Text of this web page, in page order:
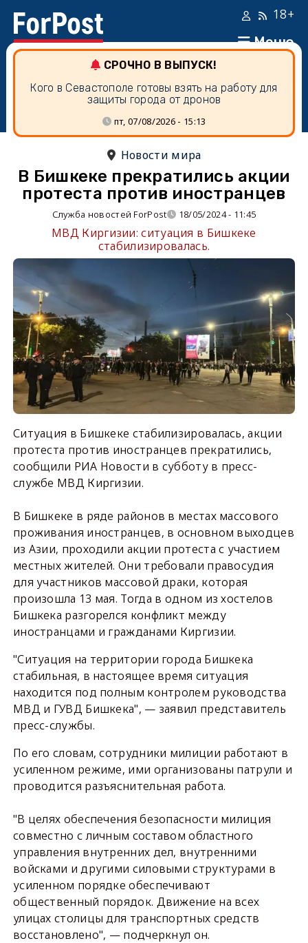
Меню
18+
СРОЧНО В ВЫПУСК!
Кого в Севастополе готовы взять на работу для
защиты города от дронов
пт, 07/08/2026 - 15:13
Новости мира
В Бишкеке прекратились акции
протеста против иностранцев
Служба новостей ForPost 18/05/2024 - 11:45
МВД Киргизии: ситуация в Бишкеке
стабилизировалась.
Ситуация в Бишкеке стабилизировалась, акции
протеста против иностранцев прекратились,
сообщили РИА Новости в субботу в пресс-
службе МВД Киргизии.
В Бишкеке в ряде районов в местах массового
проживания иностранцев, в основном выходцев
из Азии, проходили акции протеста с участием
местных жителей. Они требовали правосудия
для участников массовой драки, которая
произошла 13 мая. Тогда в одном из хостелов
Бишкека разгорелся конфликт между
иностранцами и гражданами Киргизии.
"Ситуация на территории города Бишкека
стабильная, в настоящее время ситуация
находится под полным контролем руководства
МВД и ГУВД Бишкека", — заявил представитель
пресс-службы.
По его словам, сотрудники милиции работают в
усиленном режиме, ими организованы патрули и
проводится разъяснительная работа.
"В целях обеспечения безопасности милиция
совместно с личным составом областного
управления внутренних дел, внутренними
войсками и другими силовыми структурами в
усиленном порядке обеспечивают
общественный порядок. Движение на всех
улицах столицы для транспортных средств
восстановлено", — подчеркнул он.